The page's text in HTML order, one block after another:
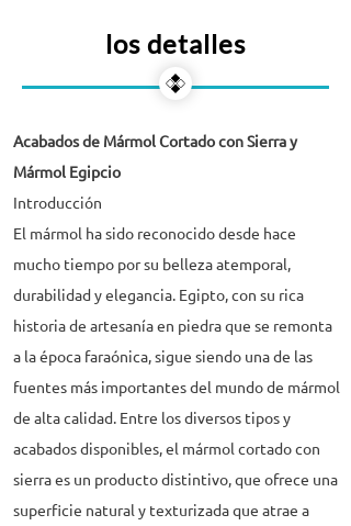
los detalles
Acabados de Mármol Cortado con Sierra y
Mármol Egipcio
Introducción
El mármol ha sido reconocido desde hace
mucho tiempo por su belleza atemporal,
durabilidad y elegancia. Egipto, con su rica
historia de artesanía en piedra que se remonta
a la época faraónica, sigue siendo una de las
fuentes más importantes del mundo de mármol
de alta calidad. Entre los diversos tipos y
acabados disponibles, el mármol cortado con
sierra es un producto distintivo, que ofrece una
superficie natural y texturizada que atrae a